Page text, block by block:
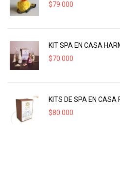
$79.000
KIT SPA EN CASA
$70.000
KITS DE SPA EN CASA
$80.000